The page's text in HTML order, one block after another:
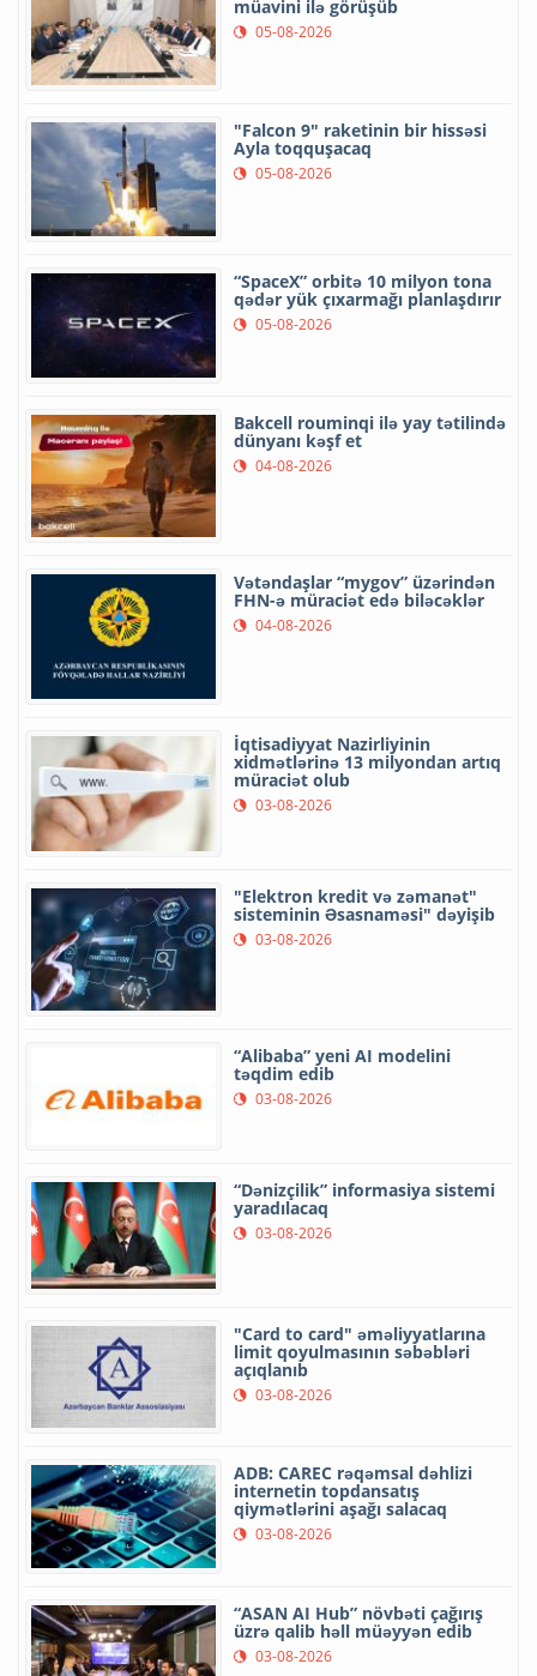
müavini ilə görüşüb
05-08-2026
"Falcon 9" raketinin bir hissəsi
Ayla toqquşacaq
05-08-2026
“SpaceX” orbitə 10 milyon tona
qədər yük çıxarmağı planlaşdırır
05-08-2026
Bakcell rouminqi ilə yay tətilində
dünyanı kəşf et
04-08-2026
Vətəndaşlar “mygov” üzərindən
FHN-ə müraciət edə biləcəklər
04-08-2026
İqtisadiyyat Nazirliyinin
xidmətlərinə 13 milyondan artıq
müraciət olub
03-08-2026
"Elektron kredit və zəmanət"
sisteminin Əsasnaməsi" dəyişib
03-08-2026
“Alibaba” yeni AI modelini
təqdim edib
03-08-2026
“Dənizçilik” informasiya sistemi
yaradılacaq
03-08-2026
"Card to card" əməliyyatlarına
limit qoyulmasının səbəbləri
açıqlanıb
03-08-2026
ADB: CAREC rəqəmsal dəhlizi
internetin topdansatış
qiymətlərini aşağı salacaq
03-08-2026
“ASAN AI Hub” növbəti çağırış
üzrə qalib həll müəyyən edib
03-08-2026